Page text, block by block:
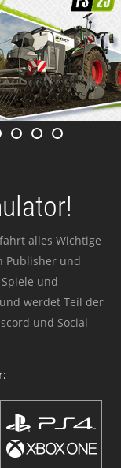
alles Wichtige
Publisher und
und
werdet Teil der
und Social